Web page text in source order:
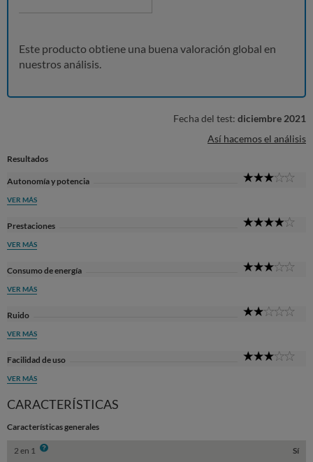
Este producto obtiene una buena valoración global en
nuestros análisis.
Fecha del test: diciembre 2021
Así hacemos el análisis
Resultados
Autonomía y potencia
VER MÁS
Prestaciones
VER MÁS
Consumo de energía
VER MÁS
Ruido
VER MÁS
Facilidad de uso
VER MÁS
CARACTERÍSTICAS
Características generales
2 en 1 Info Sí